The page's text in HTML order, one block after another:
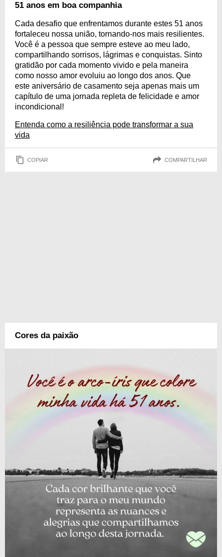
51 anos em boa companhia
Cada desafio que enfrentamos durante estes 51 anos
fortaleceu nossa união, tornando-nos mais resilientes.
Você é a pessoa que sempre esteve ao meu lado,
compartilhando sorrisos, lágrimas e conquistas. Sinto
gratidão por cada momento vivido e pela maneira
como nosso amor evoluiu ao longo dos anos. Que
este aniversário de casamento seja apenas mais um
capítulo de uma jornada repleta de felicidade e amor
incondicional!
Entenda como a resiliência pode transformar a sua
vida
COPIAR COMPARTILHAR
Cores da paixão